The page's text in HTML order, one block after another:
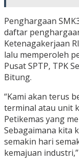
Penghargaan
daftar
Ketenagakerjaan
lalu memperoleh
Pusat SPTP, TPK
Bitung.
“Kami akan terus
terminal atau unit
Petikemas yang
Sebagaimana kita
semakin hari
kemajuan